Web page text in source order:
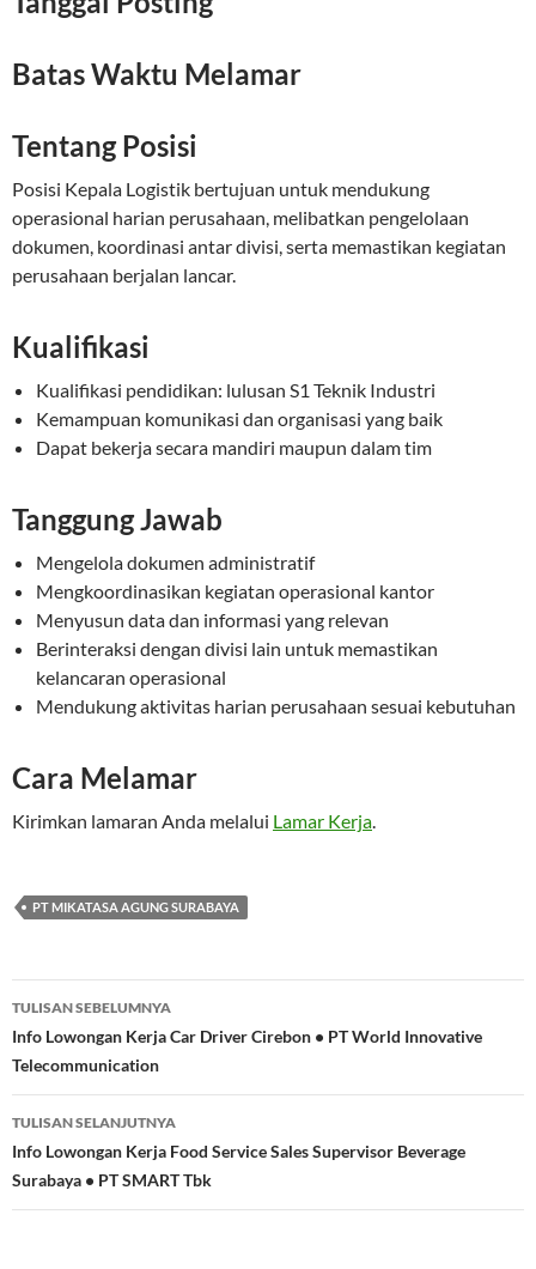
Batas Waktu Melamar
Tentang Posisi
Posisi Kepala Logistik bertujuan untuk mendukung
operasional harian perusahaan, melibatkan pengelolaan
dokumen, koordinasi antar divisi, serta memastikan kegiatan
perusahaan berjalan lancar.
Kualifikasi
Kualifikasi pendidikan: lulusan S1 Teknik Industri
Kemampuan komunikasi dan organisasi yang baik
Dapat bekerja secara mandiri maupun dalam tim
Tanggung Jawab
Mengelola dokumen administratif
Mengkoordinasikan kegiatan operasional kantor
Menyusun data dan informasi yang relevan
Berinteraksi dengan divisi lain untuk memastikan
kelancaran operasional
Mendukung aktivitas harian perusahaan sesuai kebutuhan
Cara Melamar
Kirimkan lamaran Anda melalui Lamar Kerja.
PT MIKATASA AGUNG SURABAYA
Navigasi
Tulisan
TULISAN SEBELUMNYA
Info Lowongan Kerja Car Driver Cirebon • PT World Innovative
Telecommunication
TULISAN SELANJUTNYA
Info Lowongan Kerja Food Service Sales Supervisor Beverage
Surabaya • PT SMART Tbk